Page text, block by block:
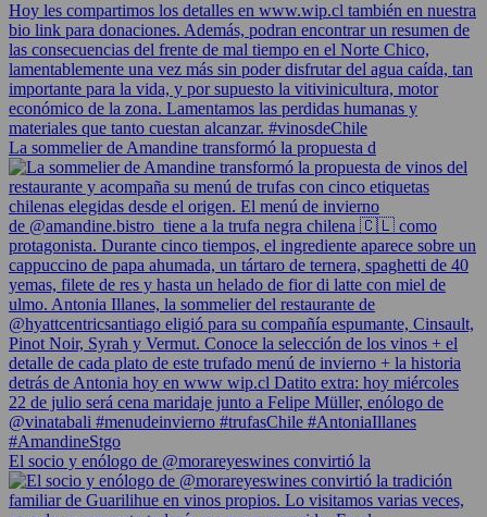
La sommelier de Amandine transformó la propuesta d
El socio y enólogo de @morareyeswines convirtió la